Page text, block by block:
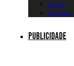
Futsal
Diversos
Publicidade